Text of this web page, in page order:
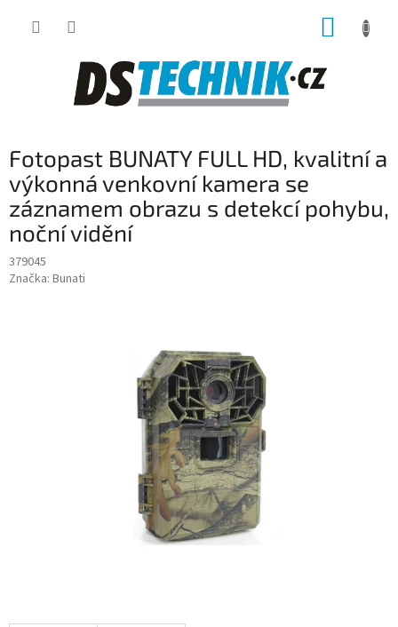
Fotopast BUNATY FULL HD, kvalitní a
výkonná venkovní kamera se
záznamem obrazu s detekcí pohybu,
noční vidění
379045
Značka: Bunati